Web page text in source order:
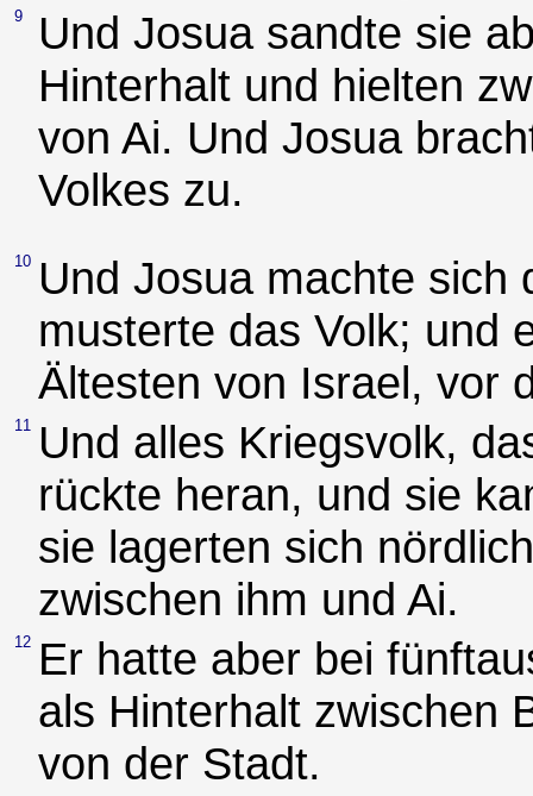
9
Und Josua sandte sie
Hinterhalt und hielten
von Ai. Und Josua
Volkes zu.
10 Und Josua machte sich
musterte das Volk; und
Ältesten von Israel, vor
11 Und alles Kriegsvolk,
rückte heran, und sie
sie lagerten sich
zwischen ihm und Ai.
12 Er hatte aber bei
als Hinterhalt zwischen
von der Stadt.